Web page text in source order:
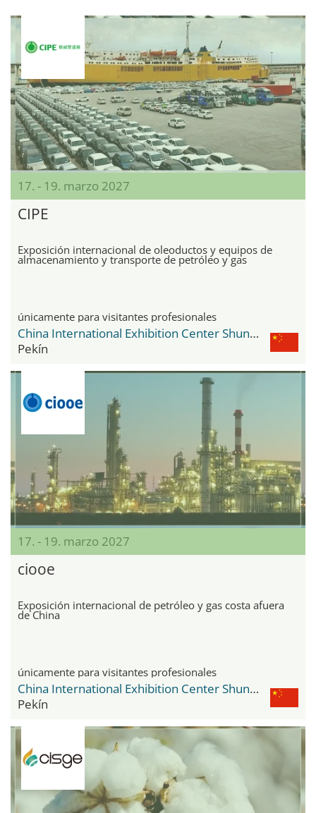
17. - 19. marzo 2027
CIPE
Exposición internacional de oleoductos y equipos de
almacenamiento y transporte de petróleo y gas
únicamente para visitantes profesionales
China International Exhibition Center Shunyi New Venue
Pekín
17. - 19. marzo 2027
ciooe
Exposición internacional de petróleo y gas costa afuera
de China
únicamente para visitantes profesionales
China International Exhibition Center Shunyi New Venue
Pekín